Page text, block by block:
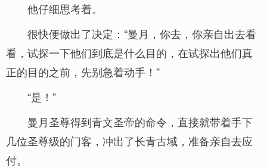
他仔细思考着。
很快便做出了决定：“曼月，你去，你亲自出去看
看，试探一下他们到底是什么目的，在试探出他们真
正的目的之前，先别急着动手！”
“是！”
曼月圣尊得到青文圣帝的命令，直接就带着手下
几位圣尊级的门客，冲出了长青古域，准备亲自去应
付。